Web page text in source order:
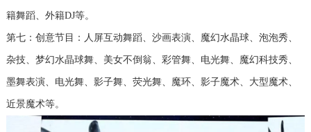
籍舞蹈、外籍DJ等。
第七：创意节目：人屏互动舞蹈、沙画表演、魔幻水晶球、泡泡秀、
杂技、梦幻水晶球舞、美女不倒翁、彩管舞、电光舞、魔幻科技秀、
墨舞表演、电光舞、影子舞、荧光舞、魔环、影子魔术、大型魔术、
近景魔术等。